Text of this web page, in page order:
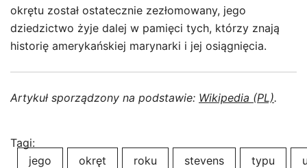
okrętu został ostatecznie zezłomowany, jego
dziedzictwo żyje dalej w pamięci tych, którzy znają
historię amerykańskiej marynarki i jej osiągnięcia.
Artykuł sporządzony na podstawie: Wikipedia (PL).
Tagi:
jego
okręt roku stevens typu